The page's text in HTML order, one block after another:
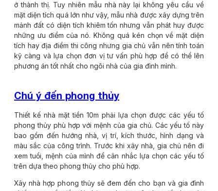
ở thành thị. Tuy nhiên mẫu nhà này lại không yêu cầu về
mặt diện tích quá lớn như vậy, mẫu nhà được xây dựng trên
mảnh đất có diện tích khiêm tốn nhưng vẫn phát huy được
những ưu điểm của nó. Không quá kén chọn về mặt diện
tích hay địa điểm thi công nhưng gia chủ vẫn nên tính toán
kỹ càng và lựa chọn đơn vị tư vấn phù hợp để có thể lên
phương án tốt nhất cho ngôi nhà của gia đình mình.
Chú ý đến phong thủy
Thiết kế nhà mặt tiền 10m phải lựa chọn được các yếu tố
phong thủy phù hợp với mệnh của gia chủ. Các yếu tố này
bao gồm đến hướng nhà, vị trí, kích thước, hình dạng và
màu sắc của công trình. Trước khi xây nhà, gia chủ nên đi
xem tuổi, mệnh của mình để cân nhắc lựa chọn các yếu tố
trên dựa theo phong thủy cho phù hợp.
Xây nhà hợp phong thủy sẽ đem đến cho bạn và gia đình